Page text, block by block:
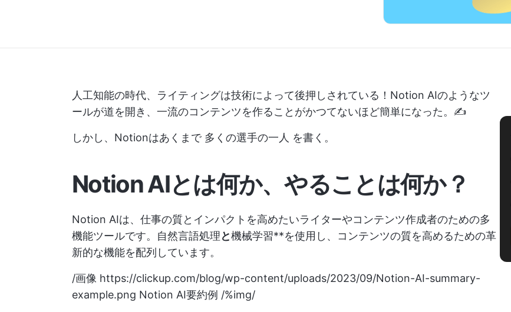
人工知能の時代、ライティングは技術によって後押しされている！Notion AIのようなツ
ールが道を開き、一流のコンテンツを作ることがかつてないほど簡単になった。✍️
しかし、Notionはあくまで 多くの選手の一人 を書く。
Notion AIとは何か、やることは何か？
Notion AIは、仕事の質とインパクトを高めたいライターやコンテンツ作成者のための多
機能ツールです。自然言語処理と機械学習**を使用し、コンテンツの質を高めるための革
新的な機能を配列しています。
/画像 https://clickup.com/blog/wp-content/uploads/2023/09/Notion-AI-summary-
example.png Notion AI要約例 /%img/